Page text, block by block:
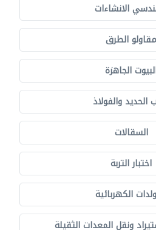
الانشاءات
مقاولو الطرق
الجاهزة
والفولاذ
السقالات
اختبار التربة
الكهربائية
ونقل المعدات الثقيلة